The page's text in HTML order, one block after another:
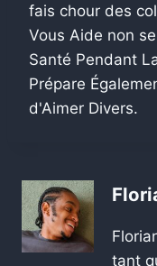
fais chour des
Vous Aide non
Santé Pendant
Prépare
d'Aimer Divers.
tant